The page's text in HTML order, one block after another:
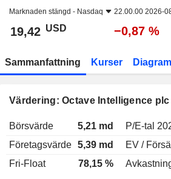
Marknaden stängd - Nasdaq 22.00.00 2026-
19,42 USD −0,87 %
Sammanfattning Kurser Diagram
Värdering: Octave Intelligence plc
Börsvärde 5,21 md P/E-tal
Företagsvärde 5,39 md EV /
Fri-Float
78,15 %